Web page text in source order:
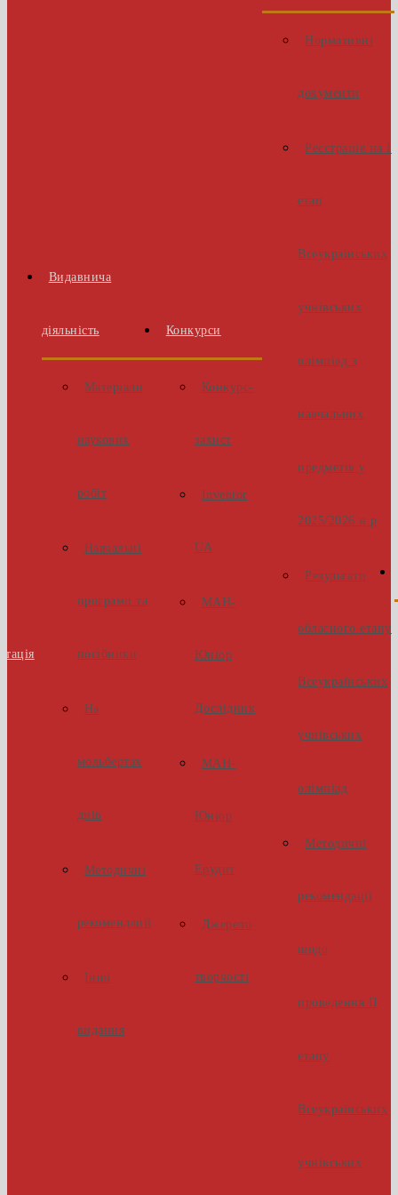
Видавнича
діяльність
Матеріали
наукових
робіт
Навчальні
програми та
посібники
На
мольбертах
днів
Методичні
рекомендації
Інші
видання
Конкурси
Конкурс-
захист
Inventor
UA
МАН-
Юніор
Дослідник
МАН-
Юніор
Ерудит
Джерело
творчості
Нормативні
документи
Реєстрація на І
етап
Всеукраїнських
учнівських
олімпіад з
навчальних
предметів у
2025/2026 н.р
Результати
обласного етапу
Всеукраїнських
учнівських
олімпіад
Методичні
рекомендації
щодо
проведення ІІ
етапу
Всеукраїнських
учнівських